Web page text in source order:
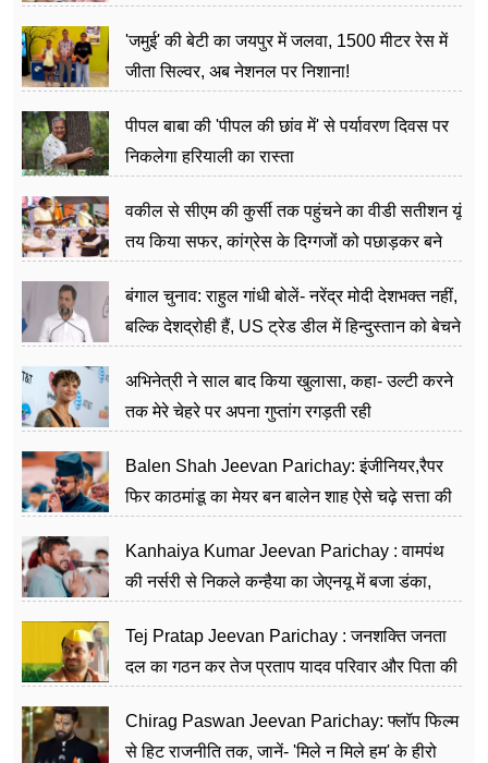
'जमुई' की बेटी का जयपुर में जलवा, 1500 मीटर रेस में
जीता सिल्वर, अब नेशनल पर निशाना!
पीपल बाबा की 'पीपल की छांव में' से पर्यावरण दिवस पर
निकलेगा हरियाली का रास्ता
वकील से सीएम की कुर्सी तक पहुंचने का वीडी सतीशन यूं
तय किया सफर, कांग्रेस के दिग्गजों को पछाड़कर बने
बंगाल चुनाव: राहुल गांधी बोलें- नरेंद्र मोदी देशभक्त नहीं,
बल्कि देशद्रोही हैं, US ट्रेड डील में हिन्दुस्तान को बेचने
अभिनेत्री ने साल बाद किया खुलासा, कहा- उल्टी करने
तक मेरे चेहरे पर अपना गुप्तांग रगड़ती रही
Balen Shah Jeevan Parichay: इंजीनियर,रैपर
फिर काठमांडू का मेयर बन बालेन शाह ऐसे चढ़े सत्ता की
Kanhaiya Kumar Jeevan Parichay : वामपंथ
की नर्सरी से निकले कन्हैया का जेएनयू में बजा डंका,
Tej Pratap Jeevan Parichay : जनशक्ति जनता
दल का गठन कर तेज प्रताप यादव परिवार और पिता की
Chirag Paswan Jeevan Parichay: फ्लॉप फिल्म
से हिट राजनीति तक, जानें- 'मिले न मिले हम' के हीरो